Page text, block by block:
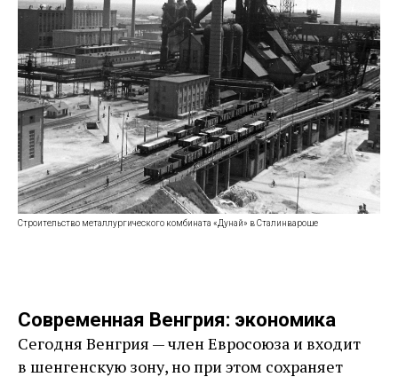
Строительство металлургического комбината «Дунай» в Сталинвароше
Современная Венгрия: экономика
Сегодня Венгрия — ​член Евросоюза и входит
в шенгенскую зону, но при этом сохраняет